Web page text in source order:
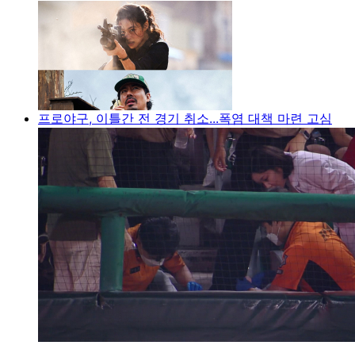
프로야구, 이틀간 전 경기 취소...폭염 대책 마련 고심